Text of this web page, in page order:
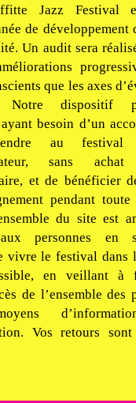
Jazz Festival
de développement
Un audit sera
que les axes
Notre dispositif
besoin d’un
au festival
sans
et de bénéficier
pendant
du site est
personnes en
vivre le festival dans
en veillant à
de l’ensemble des
Vos retours